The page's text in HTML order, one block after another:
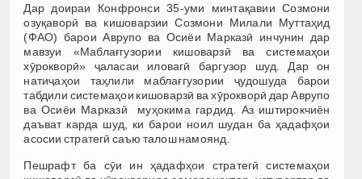
Дар доираи Конфронси 35-уми минтақавии Созмони
озуқаворӣ ва кишоварзии Созмони Милали Муттаҳид
(ФАО) барои Аврупо ва Осиёи Марказӣ инчунин дар
мавзуи «Маблағгузории кишоварзӣ ва системаҳои
хӯрокворӣ» ҷаласаи иловагӣ баргузор шуд. Дар он
натиҷаҳои таҳлили маблағгузории ҷудошуда барои
табдили системаҳои кишоварзӣ ва хӯрокворӣ дар Аврупо
ва Осиёи Марказӣ муҳокима гардид. Аз иштирокчиён
даъват карда шуд, ки барои ноил шудан ба ҳадафҳои
асосии стратегӣ саъю талош намоянд.
Пешрафт ба сӯи ин ҳадафҳои стратегӣ системаҳои